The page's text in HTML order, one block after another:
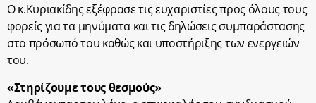
Ο κ.Κυριακίδης εξέφρασε τις ευχαριστίες προς όλους τους
φορείς για τα μηνύματα και τις δηλώσεις συμπαράστασης
στο πρόσωπό του καθώς και υποστήριξης των ενεργειών
του.
«Στηρίζουμε τους θεσμούς»